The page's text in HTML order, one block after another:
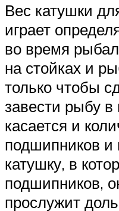
Вес катушки
играет
во время
на стойках и
только чтобы
завести рыбу в
касается и
подшипников и
катушку, в
подшипников,
прослужит